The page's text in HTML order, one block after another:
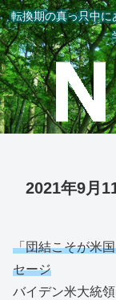
転換期の真っ只中
2021年9月
「団結こそが米
セージ
バイデン米大統